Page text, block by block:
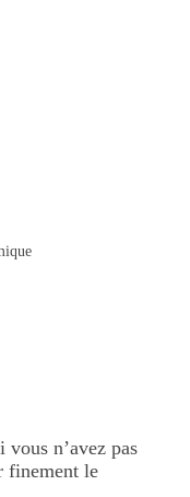
n’avez pas
finement le